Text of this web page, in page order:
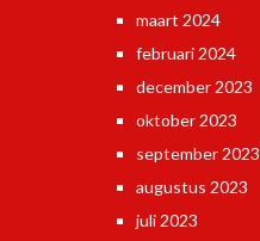
maart 2024
februari 2024
december 2023
oktober 2023
september 2023
augustus 2023
juli 2023